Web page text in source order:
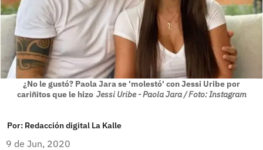
¿No le gustó? Paola Jara se 'molestó' con Jessi Uribe por
cariñitos que le hizo Jessi Uribe - Paola Jara / Foto: Instagram
Por: Redacción digital La Kalle
9 de Jun, 2020